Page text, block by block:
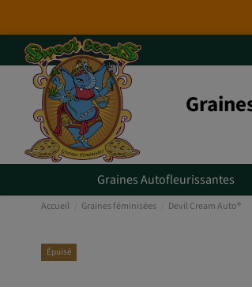
Graines Autofleurissantes
Accueil Graines féminisées Devil Cream Auto®
Épuisé